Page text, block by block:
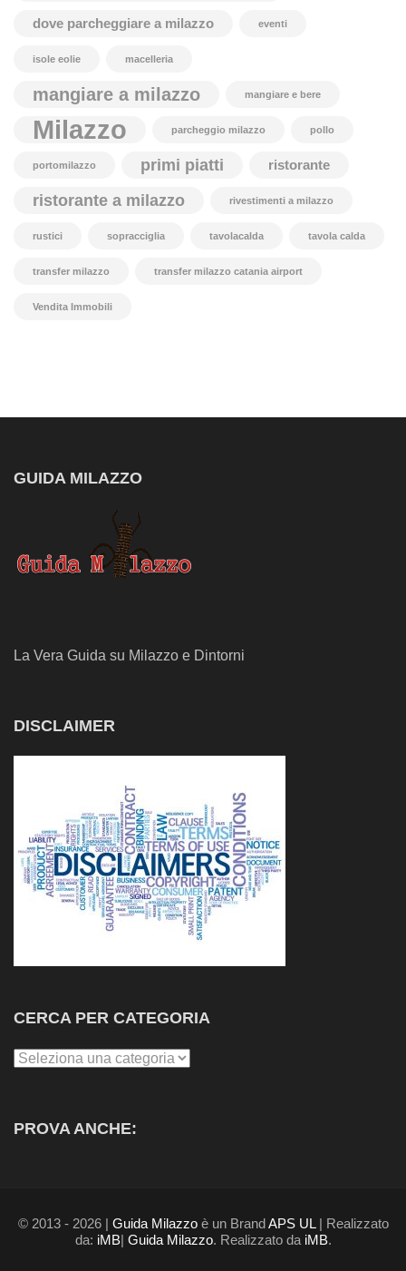
dove parcheggiare a milazzo eventi
isole eolie macelleria
mangiare a milazzo mangiare e bere
Milazzo parcheggio milazzo pollo
portomilazzo primi piatti ristorante
ristorante a milazzo rivestimenti a milazzo
rustici sopracciglia tavolacalda tavola calda
transfer milazzo transfer milazzo catania airport
Vendita Immobili
GUIDA MILAZZO
La Vera Guida su Milazzo e Dintorni
DISCLAIMER
CERCA PER CATEGORIA
Cerca
PROVA ANCHE:
© 2013 - 2026 | Guida Milazzo è un BrandAPS UL| Realizzato
da: iMB| Guida Milazzo. Realizzato da iMB.